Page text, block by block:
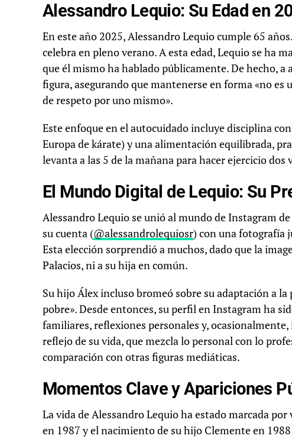
Alessandro Lequio: Su Edad en
En este año 2025, Alessandro Lequio cumple 65
celebra en pleno verano. A esta edad, Lequio se ha
que él mismo ha hablado públicamente. De hecho,
figura, asegurando que mantenerse en forma «no es
de respeto por uno mismo».
Este enfoque en el autocuidado incluye disciplina
Europa de kárate) y una alimentación equilibrada,
levanta a las 5 de la mañana para hacer ejercicio dos
El Mundo Digital de Lequio: Su
Alessandro Lequio se unió al mundo de Instagram
su cuenta (@alessandrolequiosr) con una fotografía
Esta elección sorprendió a muchos, dado que la
Palacios, ni a su hija en común.
Su hijo Álex incluso bromeó sobre su adaptación a
pobre». Desde entonces, su perfil en Instagram ha
familiares, reflexiones personales y,
reflejo de su vida, que mezcla lo personal con lo
comparación con otras figuras mediáticas.
Momentos Clave y Apariciones
La vida de Alessandro Lequio ha estado marcada
en 1987 y el nacimiento de su hijo Clemente en